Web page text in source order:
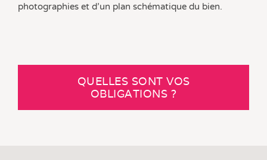
photographies et d’un plan schématique du bien.
QUELLES SONT VOS
OBLIGATIONS ?